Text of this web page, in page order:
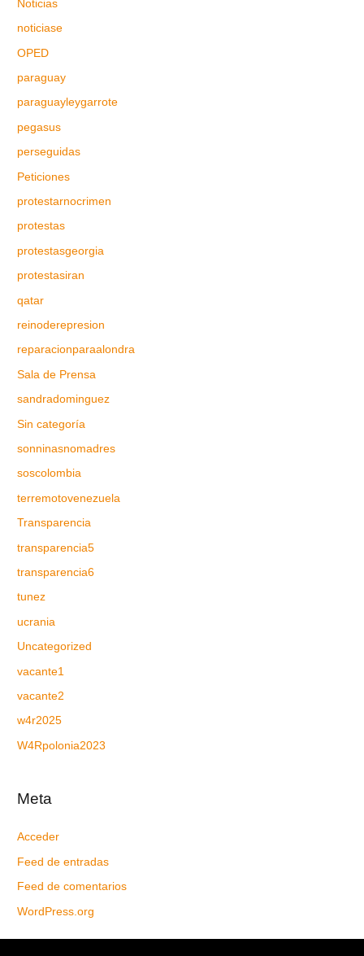
Noticias
noticiase
OPED
paraguay
paraguayleygarrote
pegasus
perseguidas
Peticiones
protestarnocrimen
protestas
protestasgeorgia
protestasiran
qatar
reinoderepresion
reparacionparaalondra
Sala de Prensa
sandradominguez
Sin categoría
sonninasnomadres
soscolombia
terremotovenezuela
Transparencia
transparencia5
transparencia6
tunez
ucrania
Uncategorized
vacante1
vacante2
w4r2025
W4Rpolonia2023
Meta
Acceder
Feed de entradas
Feed de comentarios
WordPress.org